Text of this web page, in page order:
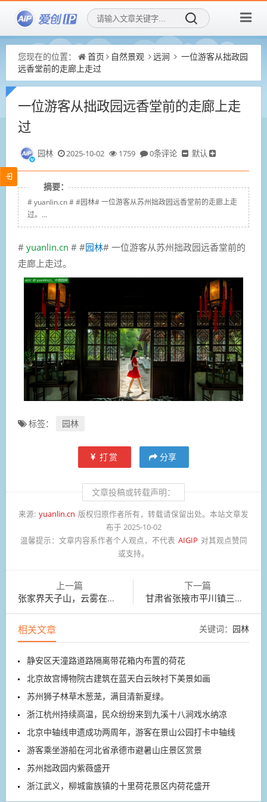
您现在的位置： 首页 自然景观 远涧
一位游客从拙政园
远香堂前的走廊上走过
一位游客从拙政园远香堂前的走廊上走
过
园林 2025-10-02 1759 0条评论 默认
摘要：
# yuanlin.cn # #园林# 一位游客从苏州拙政园远香堂前的走廊上走
过。...
# yuanlin.cn # #园林# 一位游客从苏州拙政园远香堂前的
走廊上走过。
标签： 园林
打赏 分享
文章投稿或转载声明：
来源: yuanlin.cn 版权归原作者所有，转载请保留出处。本站文章发
布于 2025-10-02
温馨提示： 文章内容系作者个人观点，不代表 AIGIP 对其观点赞同
或支持。
上一篇
张家界天子山，云雾在峰峦叠嶂间蒸腾变幻
下一篇
甘肃省张掖市平川镇三二村蜜薯喜获丰收
相关文章 关键词： 园林
静安区天潼路道路隔离带花箱内布置的荷花
北京故宫博物院古建筑在蓝天白云映衬下美景如画
苏州狮子林草木葱茏，满目清新夏绿。
浙江杭州持续高温，民众纷纷来到九溪十八涧戏水纳凉
北京中轴线申遗成功两周年，游客在景山公园打卡中轴线
游客乘坐游船在河北省承德市避暑山庄景区赏景
苏州拙政园内紫薇盛开
浙江武义，柳城畲族镇的十里荷花景区内荷花盛开